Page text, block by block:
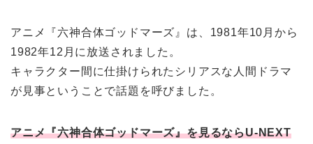
アニメ『六神合体ゴッドマーズ』は、1981年10月から
1982年12月に放送されました。
キャラクター間に仕掛けられたシリアスな人間ドラマ
が見事ということで話題を呼びました。
アニメ『六神合体ゴッドマーズ』を見るならU-NEXT